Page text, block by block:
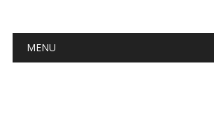
Main menu
MENU